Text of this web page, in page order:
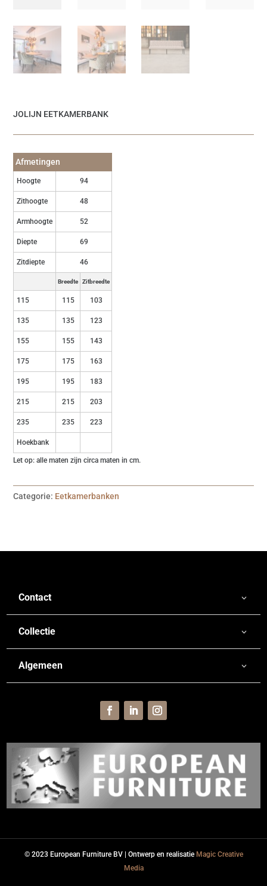
JOLIJN EETKAMERBANK
Afmetingen
Hoogte 94
Zithoogte 48
Armhoogte 52
Diepte 69
Zitdiepte 46
Breedte Zitbreedte
115 115 103
135 135 123
155 155 143
175 175 163
195 195 183
215 215 203
235 235 223
Hoekbank
Let op: alle maten zijn circa maten in cm.
Categorie: Eetkamerbanken
Contact
Collectie
Algemeen
© 2023 European Furniture BV | Ontwerp en realisatie Magic Creative
Media